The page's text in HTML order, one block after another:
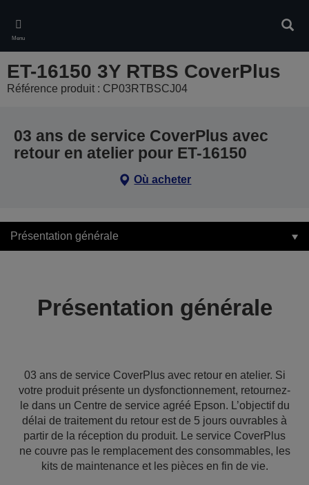
main
content
Menu
ET-16150 3Y RTBS CoverPlus
Référence produit : CP03RTBSCJ04
03 ans de service CoverPlus avec
retour en atelier pour ET-16150
Où acheter
Présentation générale
Présentation générale
03 ans de service CoverPlus avec retour en atelier. Si
votre produit présente un dysfonctionnement, retournez-
le dans un Centre de service agréé Epson. L’objectif du
délai de traitement du retour est de 5 jours ouvrables à
partir de la réception du produit. Le service CoverPlus
ne couvre pas le remplacement des consommables, les
kits de maintenance et les pièces en fin de vie.